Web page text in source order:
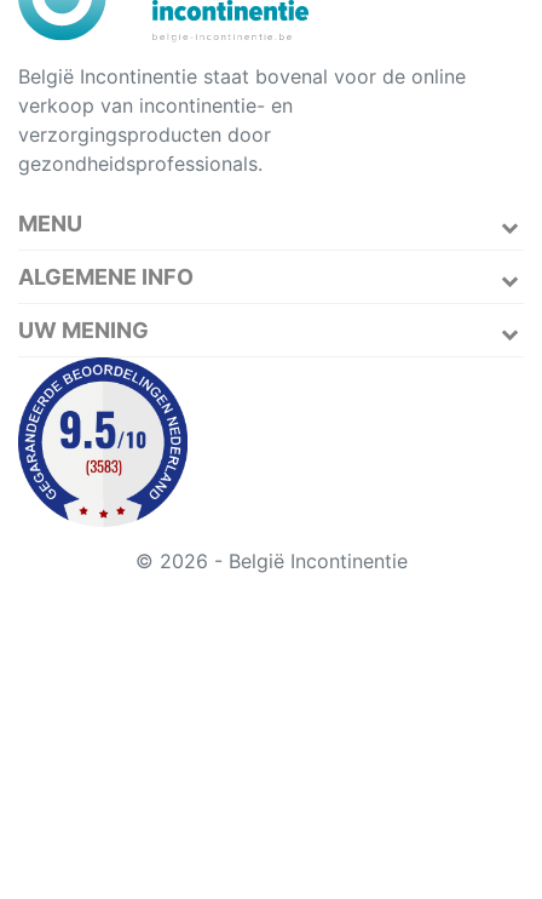
België Incontinentie staat bovenal voor de online
verkoop van incontinentie- en
verzorgingsproducten door
gezondheidsprofessionals.
MENU
ALGEMENE INFO
UW MENING
© 2026 - België Incontinentie